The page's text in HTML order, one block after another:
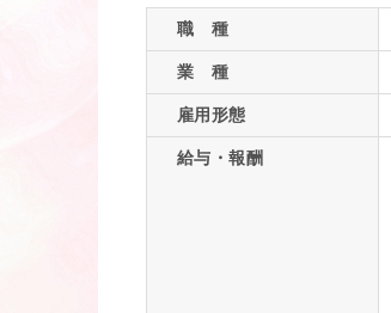
職 種
業 種
雇用形態
給与・報酬